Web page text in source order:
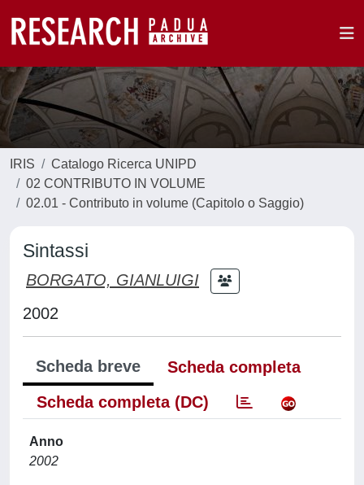
IRIS
Catalogo Ricerca UNIPD
02 CONTRIBUTO IN VOLUME
02.01 - Contributo in volume (Capitolo o Saggio)
Sintassi
BORGATO, GIANLUIGI
2002
Scheda breve
Scheda completa
Scheda completa (DC)
Anno
2002